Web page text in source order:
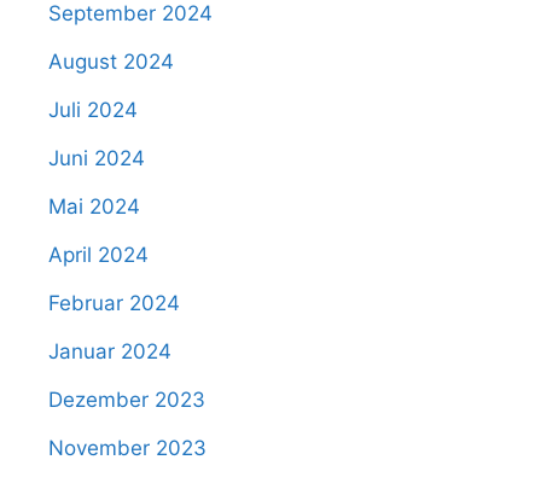
September 2024
August 2024
Juli 2024
Juni 2024
Mai 2024
April 2024
Februar 2024
Januar 2024
Dezember 2023
November 2023